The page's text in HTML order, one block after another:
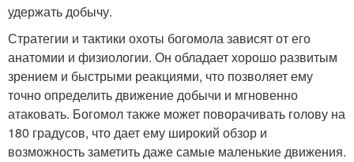
удержать добычу.
Стратегии и тактики охоты богомола зависят от его
анатомии и физиологии. Он обладает хорошо развитым
зрением и быстрыми реакциями, что позволяет ему
точно определить движение добычи и мгновенно
атаковать. Богомол также может поворачивать голову на
180 градусов, что дает ему широкий обзор и
возможность заметить даже самые маленькие движения.